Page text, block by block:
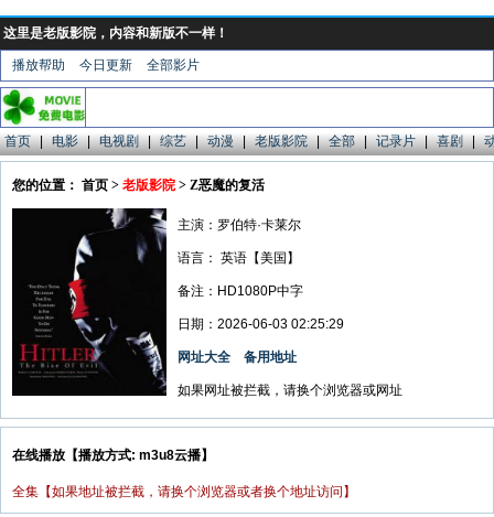
这里是老版影院，内容和新版不一样！
播放帮助 今日更新 全部影片
首页 | 电影 | 电视剧 | 综艺 | 动漫 | 老版影院 | 全部 | 记录片 | 喜剧 |
您的位置： 首页 > 老版影院 > Z恶魔的复活
主演：罗伯特·卡莱尔
语言： 英语【美国】
备注：HD1080P中字
日期：2026-06-03 02:25:29
网址大全 备用地址
如果网址被拦截，请换个浏览器或网址
在线播放【播放方式: m3u8云播】
全集【如果地址被拦截，请换个浏览器或者换个地址访问】